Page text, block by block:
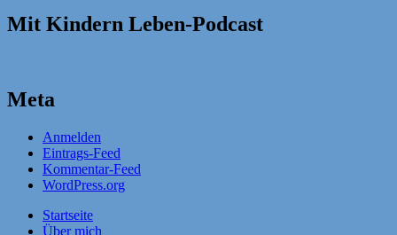
Mit Kindern Leben-Podcast
Meta
Anmelden
Eintrags-Feed
Kommentar-Feed
WordPress.org
Startseite
Über mich